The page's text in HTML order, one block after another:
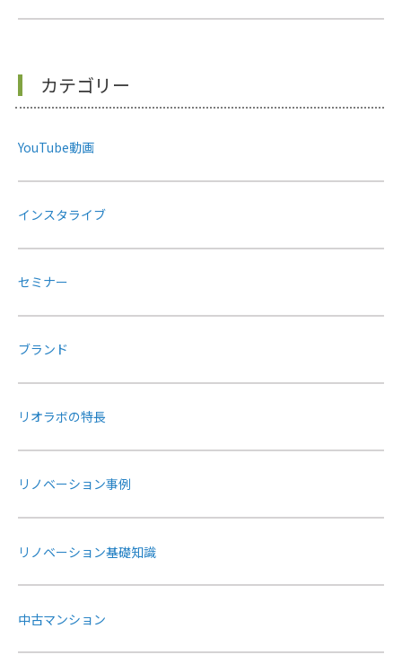
カテゴリー
YouTube動画
インスタライブ
セミナー
ブランド
リオラボの特長
リノベーション事例
リノベーション基礎知識
中古マンション